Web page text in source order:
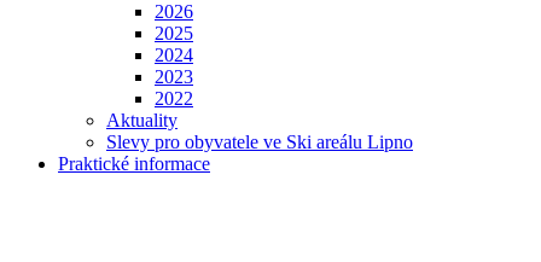
2026
2025
2024
2023
2022
Aktuality
Slevy pro obyvatele ve Ski areálu Lipno
Praktické informace